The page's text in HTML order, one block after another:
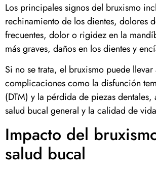
Los principales signos del bruxismo
rechinamiento de los dientes, dolores
frecuentes, dolor o rigidez en la
más graves, daños en los dientes y
Si no se trata, el bruxismo puede llevar
complicaciones como la disfunción
(DTM) y la pérdida de piezas dentales,
salud bucal general y la calidad de
Impacto del
salud bucal